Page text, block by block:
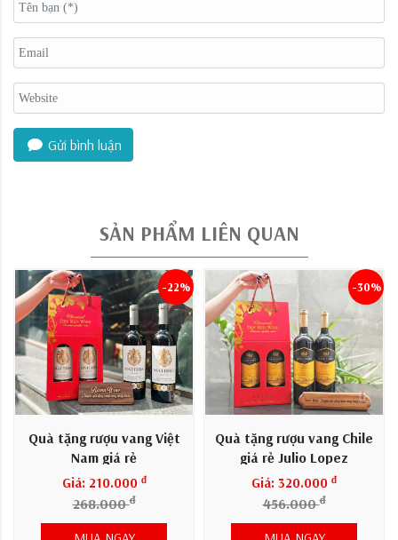
Gửi bình luận
SẢN PHẨM LIÊN QUAN
Quà tặng rượu vang Việt
Nam giá rẻ
Giá: 210.000 đ
268.000đ
-22%
Quà tặng rượu vang Chile
giá rẻ Julio Lopez
Giá: 320.000 đ
456.000đ
-30%